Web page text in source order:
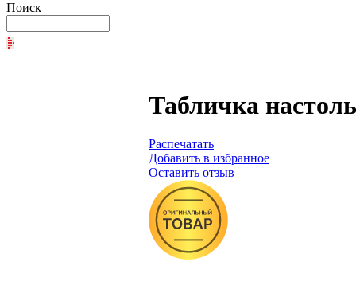
Поиск
Табличка
Распечатать
Добавить в избранное
Оставить отзыв